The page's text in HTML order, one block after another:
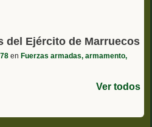
del Ejército de Marruecos
en Fuerzas armadas, armamento,
Ver todos